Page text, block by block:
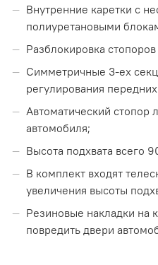
Внутренние каретки с
полиуретановыми
Разблокировка
Симметричные 3-ех
регулирования
Автоматический стопор
автомобиля;
Высота подхвата всего
В комплект входят
увеличения высоты
Резиновые накладки на
повредить двери